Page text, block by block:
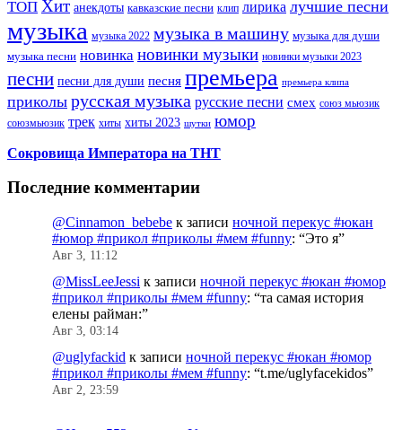
ТОП Хит анекдоты кавказские песни клип лирика лучшие песни
музыка музыка 2022 музыка в машину музыка для души
музыка песни новинка новинки музыки новинки музыки 2023
песни песни для души песня премьера премьера клипа
приколы русская музыка русские песни смех союз мьюзик
союзмьюзик трек хиты хиты 2023 шутки юмор
Сокровища Императора на ТНТ
Последние комментарии
@Cinnamon_bebebe к записи ночной перекус #юкан
#юмор #прикол #приколы #мем #funny: “Это я”
Авг 3, 11:12
@MissLeeJessi к записи ночной перекус #юкан #юмор
#прикол #приколы #мем #funny: “та самая история
елены райман:”
Авг 3, 03:14
@uglyfackid к записи ночной перекус #юкан #юмор
#прикол #приколы #мем #funny: “t.me/uglyfacekidos”
Авг 2, 23:59